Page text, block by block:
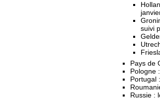
suivi
Pays de
Pologne
Portugal
Russie :